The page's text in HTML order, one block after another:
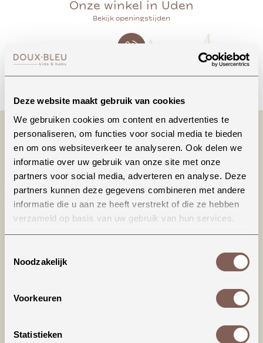
Deze website maakt gebruik van cookies
We gebruiken cookies om content en advertenties te
personaliseren, om functies voor social media te bieden
en om ons websiteverkeer te analyseren. Ook delen we
informatie over uw gebruik van onze site met onze
partners voor social media, adverteren en analyse. Deze
partners kunnen deze gegevens combineren met andere
informatie die u aan ze heeft verstrekt of die ze hebben
verzameld op basis van uw gebruik van hun services.
Noodzakelijk
Voorkeuren
Statistieken
Onze winkel in Uden
Bekijk openingstijden
Bellen
Productinformatie